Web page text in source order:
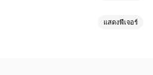
แสดงฟีเจอร์